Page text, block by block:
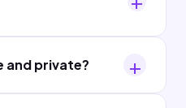
and private?